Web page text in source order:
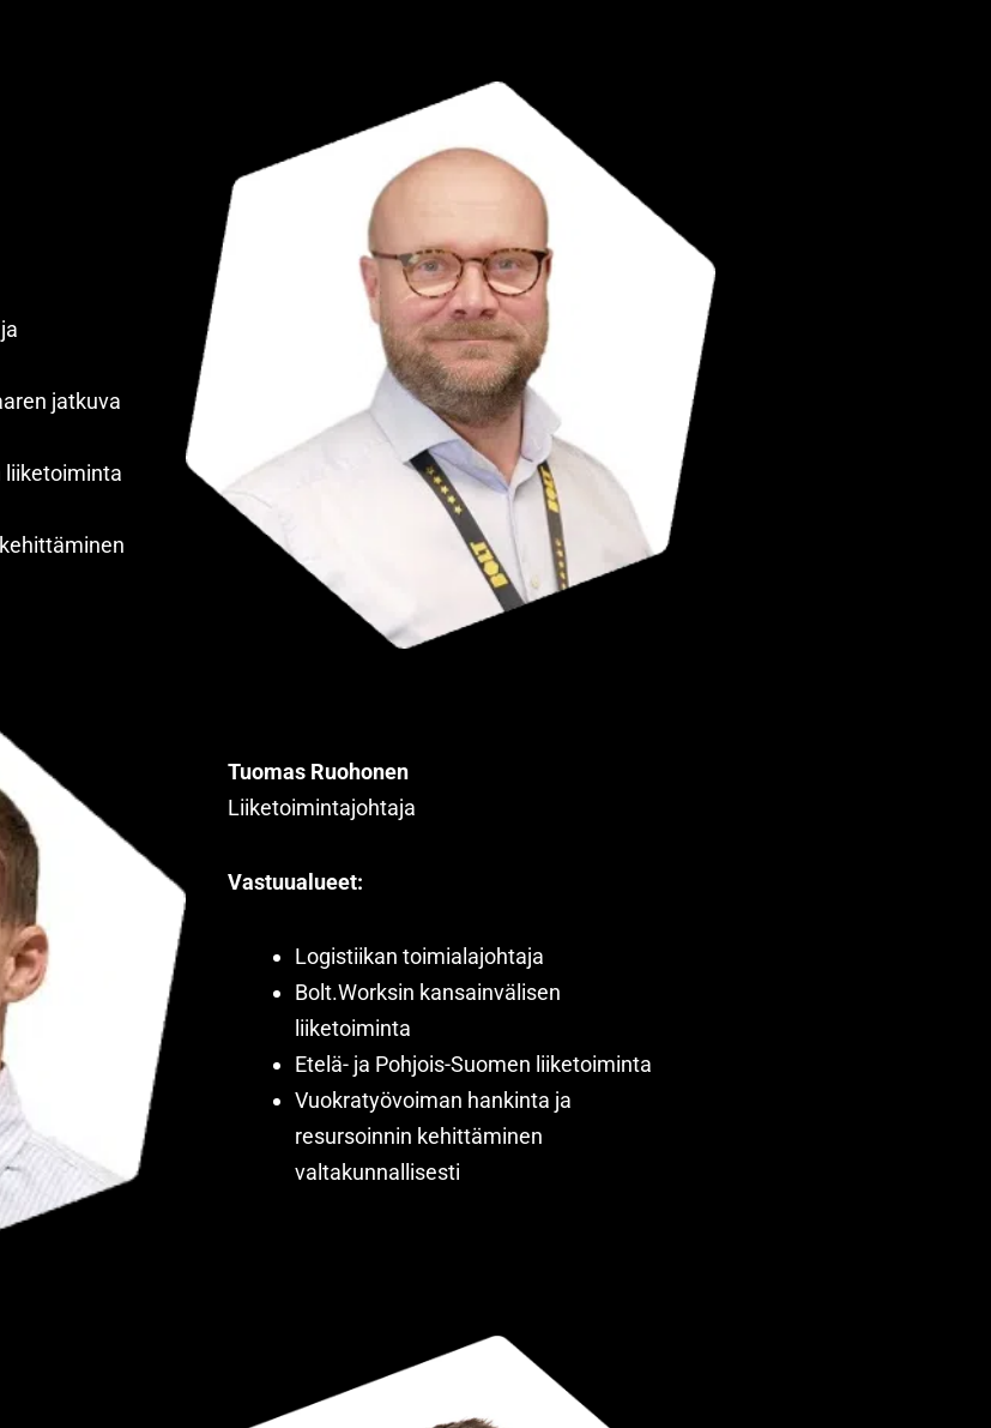
jatkuva
liiketoiminta
Tuomas Ruohonen
Liiketoimintajohtaja
Vastuualueet:
Logistiikan toimialajohtaja
Bolt.Worksin kansainvälisen
liiketoiminta
Etelä- ja Pohjois-Suomen liiketoiminta
Vuokratyövoiman hankinta ja
resursoinnin kehittäminen
valtakunnallisesti